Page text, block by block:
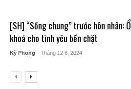
[SH] “Sống chung” trước hôn nhân: Ổ
khoá cho tình yêu bền chặt
Kỳ Phong - Tháng 12 6, 2024